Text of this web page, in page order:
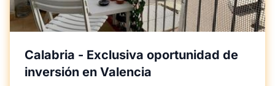
Calabria - Exclusiva oportunidad de
inversión en Valencia